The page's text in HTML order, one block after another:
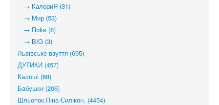
→ КалориЯ (31)
→ Мир (53)
→ Roks (8)
→ BIG (3)
Львівське взуття (695)
ДУТИКИ (457)
Калоші (68)
Бабушки (206)
Шльопок.Піна-Силікон. (4454)